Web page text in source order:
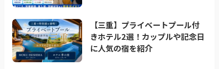
【三重】プライベートプール付
きホテル2選！カップルや記念日
に人気の宿を紹介